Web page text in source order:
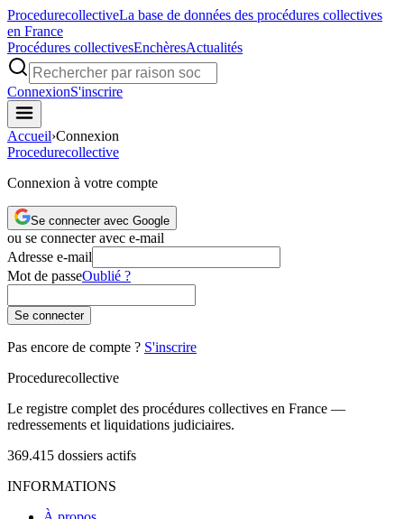
ProcedurecollectiveLa base de données des procédures collectives
en France
Procédures collectivesEnchèresActualités
ConnexionS'inscrire
Accueil›Connexion
Procedurecollective
Connexion à votre compte
Se connecter avec Google
ou se connecter avec e-mail
Adresse e-mail
Mot de passeOublié ?
Se connecter
Pas encore de compte ? S'inscrire
Procedurecollective
Le registre complet des procédures collectives en France —
redressements et liquidations judiciaires.
369.415 dossiers actifs
INFORMATIONS